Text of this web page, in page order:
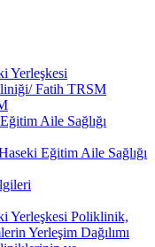
Yerleşkesi
Fatih TRSM
Aile Sağlığı
Eğitim Aile Sağlığı
Yerleşkesi Poliklinik,
Yerleşim Dağılımı